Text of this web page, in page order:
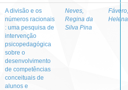
A divisão e os
números racionais
: uma pesquisa de
intervenção
psicopedagógica
sobre o
desenvolvimento
de competências
conceituais de
alunos e
Neves,
Regina da
Silva Pina
Helena